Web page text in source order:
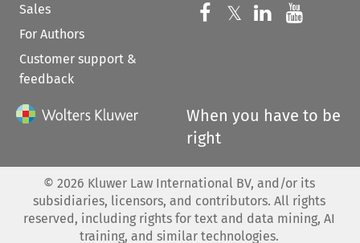
Sales
For Authors
Customer support &
feedback
Follow us on
𝕏 Follow us on
Follow us
When you have to be
right
© 2026 Kluwer Law International BV, and/or its
subsidiaries, licensors, and contributors. All rights
reserved, including rights for text and data mining, AI
training, and similar technologies.